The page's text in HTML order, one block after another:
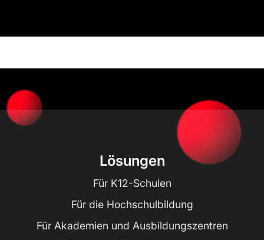
Lösungen
Für K12-Schulen
Für die Hochschulbildung
Für Akademien und Ausbildungszentren